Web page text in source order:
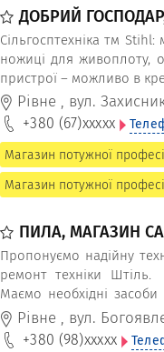
ДОБРИЙ
Сільгосптехніка тм
ножиці для живоплоту,
пристрої – можливо в
Рівне , вул.
+380 (67)xxxxx
Магазин потужної
Магазин потужної
ПИЛА, МАГАЗИН
Пропонуємо надійну
ремонт техніки Штіль.
Маємо необхідні
техніки Stihl.
Рівне , вул.
+380 (98)xxxxx